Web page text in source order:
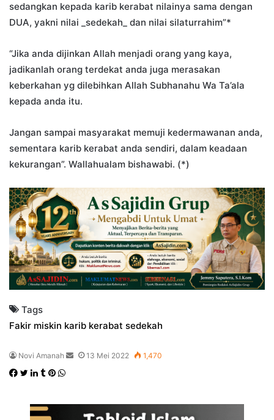
sedangkan kepada karib kerabat nilainya sama dengan
DUA, yakni nilai _sedekah_ dan nilai silaturrahim”*
“Jika anda dijinkan Allah menjadi orang yang kaya,
jadikanlah orang terdekat anda juga merasakan
keberkahan yg dilebihkan Allah Subhanahu Wa Ta’ala
kepada anda itu.
Jangan sampai masyarakat memuji kedermawanan anda,
sementara karib kerabat anda sendiri, dalam keadaan
kekurangan”. Wallahualam bishawabi. (*)
Tags
Fakir miskin karib kerabat sedekah
Novi Amanah
Send13 Mei 2022 1,470
Facebook
Twitter
LinkedIn
TumblrPinterest
WhatsApp